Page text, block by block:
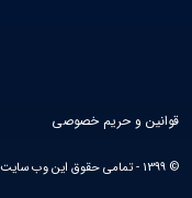
© 1399 - تمامی حقوق این وب سایت متعلق به
قوانین و حریم خصوصی